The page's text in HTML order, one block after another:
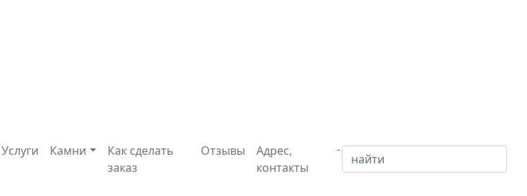
Услуги Камни
Как сделать
заказ
Отзывы
Адрес,
контакты